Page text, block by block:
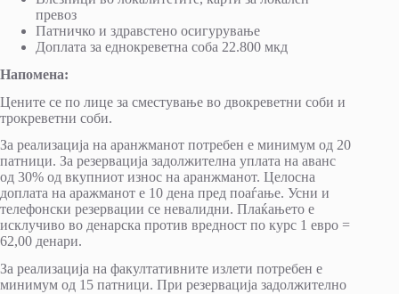
превоз
Патничко и здравстено осигурување
Доплата за еднокреветна соба 22.800 мкд
Напомена:
Цените се по лице за сместување во двокреветни соби и
трокреветни соби.
За реализација на аранжманот потребен е минимум од 20
патници. За резервација задолжителна уплата на аванс
од 30% од вкупниот износ на аранжманот. Целосна
доплата на аражманот е 10 дена пред поаѓање. Усни и
телефонски резервации се невалидни. Плаќањето е
исклучиво во денарска против вредност по курс 1 евро =
62,00 денари.
За реализација на факултативните излети потребен е
минимум од 15 патници. При резервација задолжително